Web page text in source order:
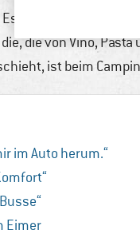
und Trinken –
die von Vino,
ist beim
im Auto herum.“
Eimer